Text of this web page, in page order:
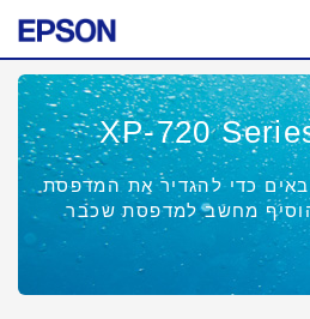
כדי להגדיר את המדפסת
מחשב למדפסת שכבר